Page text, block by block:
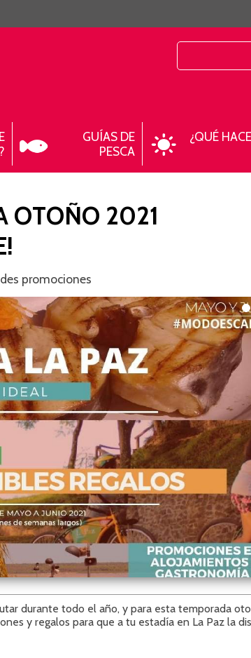
GUÍAS DE
PESCA
¿QUÉ
OTOÑO 2021
promociones
durante todo el año, y para esta temporada
y regalos para que a tu estadía en La Paz la